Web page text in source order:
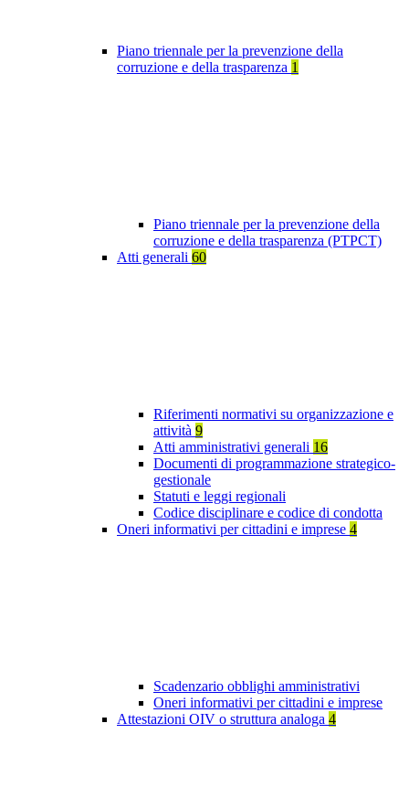
Piano triennale per la prevenzione della
corruzione e della trasparenza 1
Piano triennale per la prevenzione della
corruzione e della trasparenza (PTPCT)
Atti generali 60
Riferimenti normativi su organizzazione e
attività 9
Atti amministrativi generali 16
Documenti di programmazione strategico-
gestionale
Statuti e leggi regionali
Codice disciplinare e codice di condotta
Oneri informativi per cittadini e imprese 4
Scadenzario obblighi amministrativi
Oneri informativi per cittadini e imprese
Attestazioni OIV o struttura analoga 4